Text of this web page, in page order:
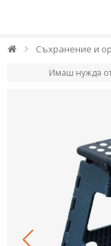
Съхранение и
Имаш нужда